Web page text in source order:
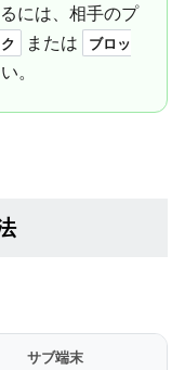
には、相手のプ
または
ブロッ
。
サブ端末